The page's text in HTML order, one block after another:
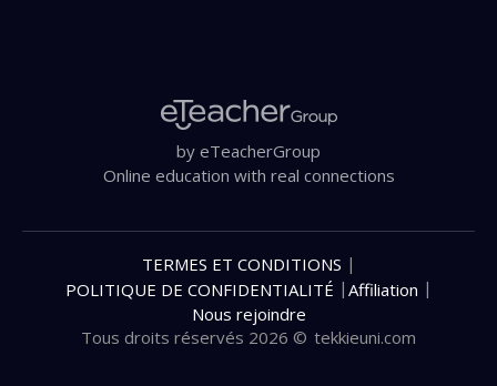
by eTeacherGroup
Online education with real connections
Tous droits réservés 2026 © tekkieuni.com
TERMES ET CONDITIONS |
POLITIQUE DE CONFIDENTIALITÉ | Affiliation |
Nous rejoindre